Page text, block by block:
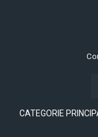
CATEGORIE